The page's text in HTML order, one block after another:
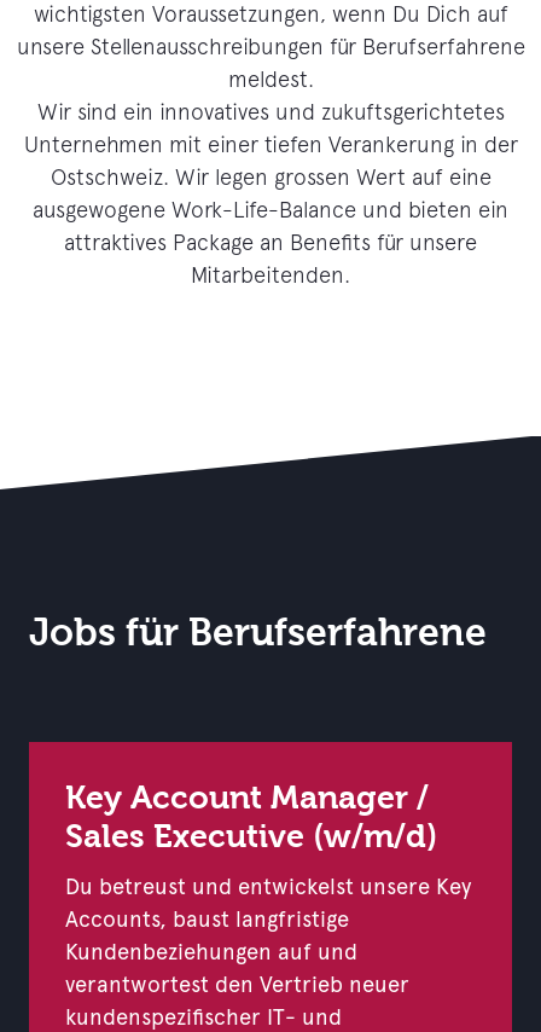
wichtigsten Voraussetzungen, wenn Du Dich auf
unsere Stellenausschreibungen für Berufserfahrene
meldest.
Wir sind ein innovatives und zukuftsgerichtetes
Unternehmen mit einer tiefen Verankerung in der
Ostschweiz. Wir legen grossen Wert auf eine
ausgewogene Work-Life-Balance und bieten ein
attraktives Package an Benefits für unsere
Mitarbeitenden.
Jobs für Berufserfahrene
Key Account Manager /
Sales Executive (w/m/d)
Du betreust und entwickelst unsere Key
Accounts, baust langfristige
Kundenbeziehungen auf und
verantwortest den Vertrieb neuer
kundenspezifischer IT- und